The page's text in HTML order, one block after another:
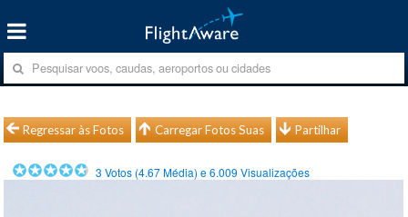
Regressar às Fotos Carregar Fotos Suas Partilhar
3 Votos (4.67Média) e6.009 Visualizações